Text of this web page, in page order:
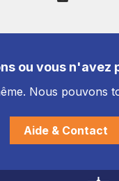
ou vous n'avez
Nous pouvons
Aide & Contact